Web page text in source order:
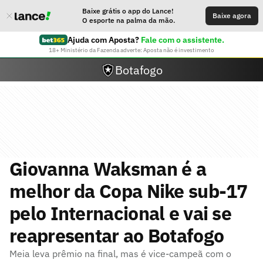
Baixe grátis o app do Lance!
O esporte na palma da mão.
Baixe agora
Ajuda com Aposta? Fale com o assistente.
18+ Ministério da Fazenda adverte: Aposta não é investimento
Botafogo
Giovanna Waksman é a
melhor da Copa Nike sub-17
pelo Internacional e vai se
reapresentar ao Botafogo
Meia leva prêmio na final, mas é vice-campeã com o